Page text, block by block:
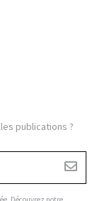
publications ?